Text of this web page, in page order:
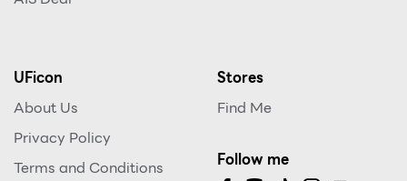
UFicon
About Us
Privacy Policy
Terms and Conditions
Stores
Find Me
Follow me